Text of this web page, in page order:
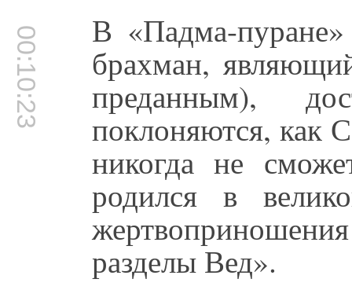
00:10:23 В «Падма-
брахман,
преданным),
поклоняются,
никогда не
родился в
разделы Вед».